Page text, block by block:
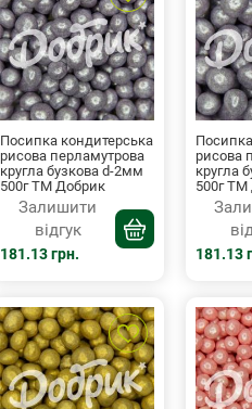
Посипка кондитерська
рисова перламутрова
кругла бузкова d-2мм
500г ТМ Добрик
Залишити
відгук
181.13 грн.
рисова
кругла
500г
181.13